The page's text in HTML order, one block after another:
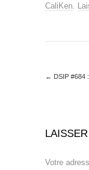
CaliKen
← DSIP #684
Votre